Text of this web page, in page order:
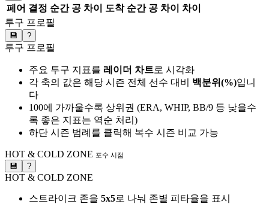
페어 결정 순간 공 차이 도착 순간 공 차이
차이
투구 프로필
💾 ?
투구 프로필
주요 투구 지표를 레이더 차트로 시각화
각 축의 값은 해당 시즌 전체 선수 대비 백분위(%)입니
다
100에 가까울수록 상위권 (ERA, WHIP, BB/9 등 낮을수
록 좋은 지표는 역순 처리)
하단 시즌 범례를 클릭해 복수 시즌 비교 가능
HOT & COLD ZONE 포수 시점
💾 ?
HOT & COLD ZONE
스트라이크 존을 5x5로 나눠 존별 피타율을 표시